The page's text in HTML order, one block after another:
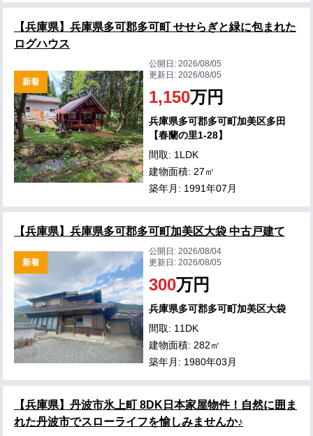
【兵庫県】兵庫県多可郡多可町 せせらぎと緑に包まれた
ログハウス
新着
公開日:2026/08/05
更新日:2026/08/05
1,150万円
兵庫県多可郡多可町加美区多田
【春蘭の里1-28】
間取: 1LDK
建物面積: 27㎡
築年月: 1991年07月
【兵庫県】兵庫県多可郡多可町加美区大袋 中古戸建て
新着
公開日:2026/08/04
更新日:2026/08/05
300万円
兵庫県多可郡多可町加美区大袋
間取: 11DK
建物面積: 282㎡
築年月: 1980年03月
【兵庫県】丹波市氷上町 8DK日本家屋物件！自然に囲ま
れた丹波市でスローライフを愉しみませんか♪